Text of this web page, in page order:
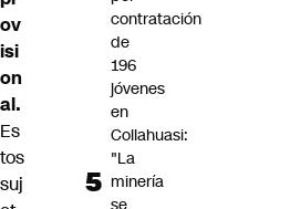
ov
isi
on
al.
Es
tos
suj
contratación
de
196
jóvenes
en
Collahuasi:
"La
minería
se